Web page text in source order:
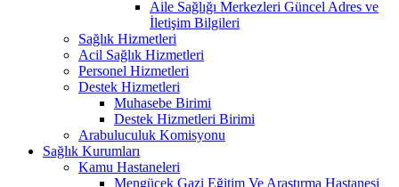
Aile Sağlığı Merkezleri Güncel Adres ve
İletişim Bilgileri
Sağlık Hizmetleri
Acil Sağlık Hizmetleri
Personel Hizmetleri
Destek Hizmetleri
Muhasebe Birimi
Destek Hizmetleri Birimi
Arabuluculuk Komisyonu
Sağlık Kurumları
Kamu Hastaneleri
Mengücek Gazi Eğitim Ve Araştırma Hastanesi